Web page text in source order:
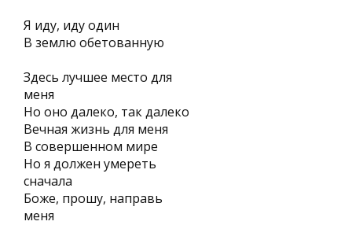
Я иду, иду один
В землю обетованную
Здесь лучшее место для
меня
Но оно далеко, так далеко
Вечная жизнь для меня
В совершенном мире
Но я должен умереть
сначала
Боже, прошу, направь
меня